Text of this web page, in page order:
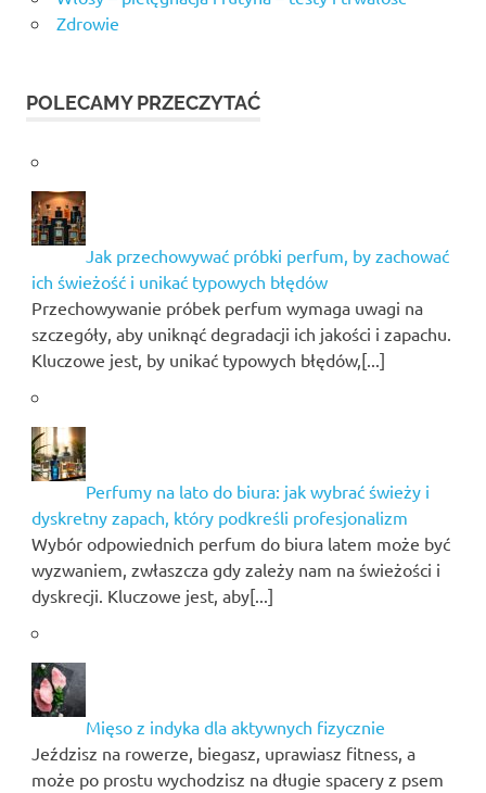
Zdrowie
POLECAMY PRZECZYTAĆ
Jak przechowywać próbki perfum, by zachować
ich świeżość i unikać typowych błędów
Przechowywanie próbek perfum wymaga uwagi na
szczegóły, aby uniknąć degradacji ich jakości i zapachu.
Kluczowe jest, by unikać typowych błędów,[...]
Perfumy na lato do biura: jak wybrać świeży i
dyskretny zapach, który podkreśli profesjonalizm
Wybór odpowiednich perfum do biura latem może być
wyzwaniem, zwłaszcza gdy zależy nam na świeżości i
dyskrecji. Kluczowe jest, aby[...]
Mięso z indyka dla aktywnych fizycznie
Jeździsz na rowerze, biegasz, uprawiasz fitness, a
może po prostu wychodzisz na długie spacery z psem